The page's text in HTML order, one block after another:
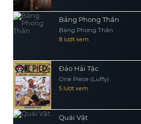
Bảng Phong Thần
Bảng Phong Thần
8 lượt xem
Đảo Hải Tặc
One Piece (Luffy)
5 lượt xem
Quái Vật